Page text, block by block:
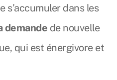
s’accumuler dans les
demande de nouvelle
qui est énergivore et